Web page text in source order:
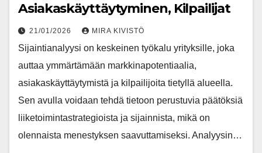
Asiakaskäyttäytyminen, Kilpailijat
21/01/2026 MIRA KIVISTÖ
Sijaintianalyysi on keskeinen työkalu yrityksille, joka
auttaa ymmärtämään markkinapotentiaalia,
asiakaskäyttäytymistä ja kilpailijoita tietyllä alueella.
Sen avulla voidaan tehdä tietoon perustuvia päätöksiä
liiketoimintastrategioista ja sijainnista, mikä on
olennaista menestyksen saavuttamiseksi. Analyysin…